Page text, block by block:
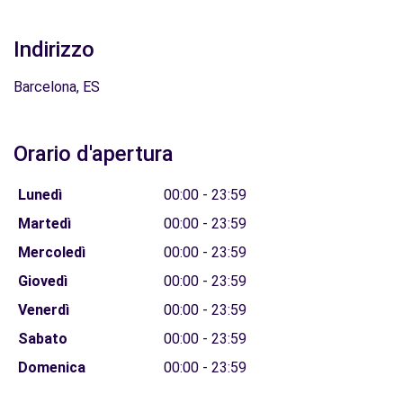
Indirizzo
Barcelona, ES
Orario d'apertura
Lunedì
00:00 - 23:59
Martedì
00:00 - 23:59
Mercoledì
00:00 - 23:59
Giovedì
00:00 - 23:59
Venerdì
00:00 - 23:59
Sabato
00:00 - 23:59
Domenica
00:00 - 23:59